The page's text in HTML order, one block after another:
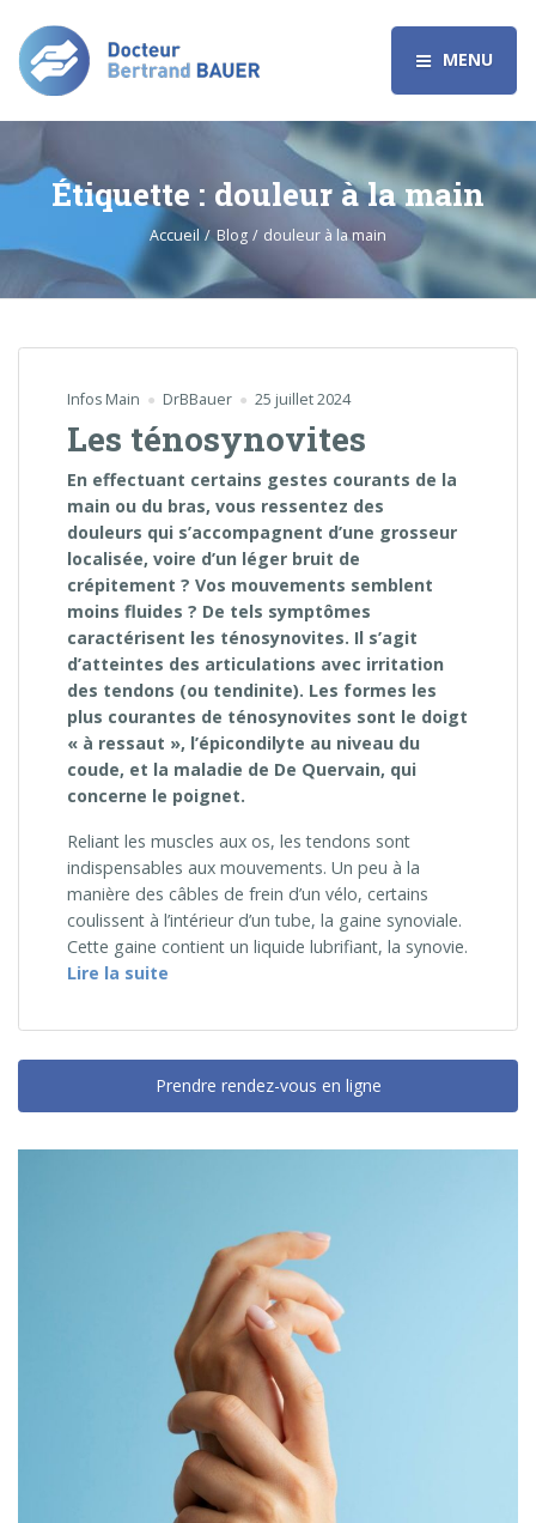
MENU
Étiquette : douleur à la main
Accueil Blog douleur à la main
Infos Main DrBBauer 25 juillet 2024
Les ténosynovites
En effectuant certains gestes courants de la
main ou du bras, vous ressentez des
douleurs qui s’accompagnent d’une grosseur
localisée, voire d’un léger bruit de
crépitement ? Vos mouvements semblent
moins fluides ? De tels symptômes
caractérisent les ténosynovites. Il s’agit
d’atteintes des articulations avec irritation
des tendons (ou tendinite). Les formes les
plus courantes de ténosynovites sont le doigt
« à ressaut », l’épicondilyte au niveau du
coude, et la maladie de De Quervain, qui
concerne le poignet.
Reliant les muscles aux os, les tendons sont
indispensables aux mouvements. Un peu à la
manière des câbles de frein d’un vélo, certains
coulissent à l’intérieur d’un tube, la gaine synoviale.
Cette gaine contient un liquide lubrifiant, la synovie.
Lire la suite
Prendre rendez-vous en ligne